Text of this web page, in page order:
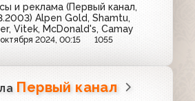
Весёлый молочник, Comet,
Conte
и реклама (Первый канал,
Alpen Gold, Shamtu,
Vitek, McDonald's, Camay
2024, 00:15 1055
Первый канал